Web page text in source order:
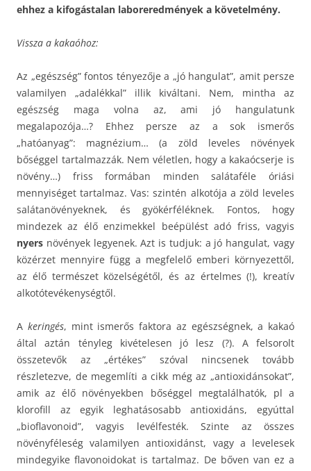
ehhez a kifogástalan laboreredmények a követelmény.
Vissza a kakaóhoz:
Az „egészség” fontos tényezője a „jó hangulat”, amit persze
valamilyen „adalékkal” illik kiváltani. Nem, mintha az
egészség maga volna az, ami jó hangulatunk
megalapozója…? Ehhez persze az a sok ismerős
„hatóanyag”: magnézium… (a zöld leveles növények
bőséggel tartalmazzák. Nem véletlen, hogy a kakaócserje is
növény…) friss formában minden salátaféle óriási
mennyiséget tartalmaz. Vas: szintén alkotója a zöld leveles
salátanövényeknek, és gyökérféléknek. Fontos, hogy
mindezek az élő enzimekkel beépülést adó friss, vagyis
nyers növények legyenek. Azt is tudjuk: a jó hangulat, vagy
közérzet mennyire függ a megfelelő emberi környezettől,
az élő természet közelségétől, és az értelmes (!), kreatív
alkotótevékenységtől.
A keringés, mint ismerős faktora az egészségnek, a kakaó
által aztán tényleg kivételesen jó lesz (?). A felsorolt
összetevők az „értékes” szóval nincsenek tovább
részletezve, de megemlíti a cikk még az „antioxidánsokat”,
amik az élő növényekben bőséggel megtalálhatók, pl a
klorofill az egyik leghatásosabb antioxidáns, egyúttal
„bioflavonoid”, vagyis levélfesték. Szinte az összes
növényféleség valamilyen antioxidánst, vagy a levelesek
mindegyike flavonoidokat is tartalmaz. De bőven van ez a